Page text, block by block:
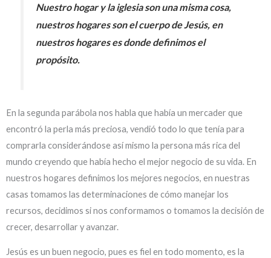
Nuestro hogar y la iglesia son una misma cosa,
nuestros hogares son el cuerpo de Jesús, en
nuestros hogares es donde definimos el
propósito.
En la segunda parábola nos habla que había un mercader que
encontró la perla más preciosa, vendió todo lo que tenía para
comprarla considerándose así mismo la persona más rica del
mundo creyendo que había hecho el mejor negocio de su vida. En
nuestros hogares definimos los mejores negocios, en nuestras
casas tomamos las determinaciones de cómo manejar los
recursos, decidimos si nos conformamos o tomamos la decisión de
crecer, desarrollar y avanzar.
Jesús es un buen negocio, pues es fiel en todo momento, es la